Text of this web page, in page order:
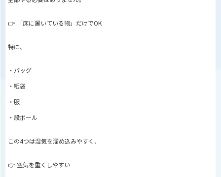
👉 「床に置いている物」だけでOK
特に、
・バッグ
・紙袋
・服
・段ボール
この4つは湿気を溜め込みやすく、
👉 空気を重くしやすい